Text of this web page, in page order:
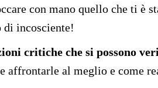
con mano quello che ti è
di incosciente!
critiche che si possono
affrontarle al meglio e come